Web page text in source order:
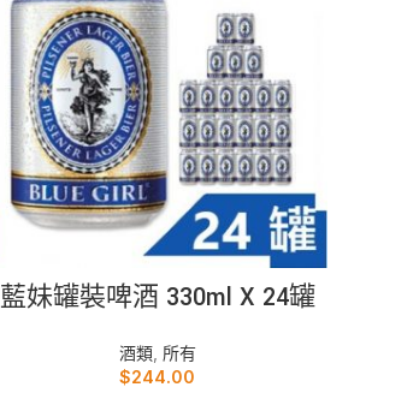
藍妹罐裝啤酒 330ml X 24罐
酒類, 所有
$244.00